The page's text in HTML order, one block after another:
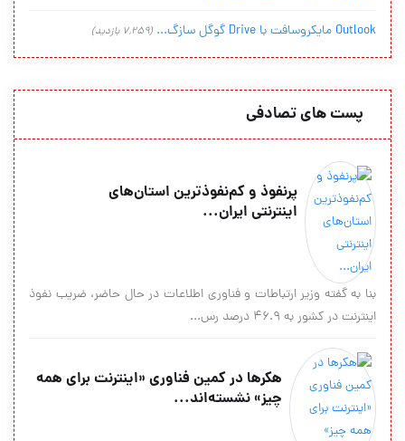
Outlook مایکروسافت با Drive گوگل سازگ... (7,259 بازدید)
پست های تصادفی
پرنفوذ‌ و كم‌نفوذ‌ترين استان‌های
اينترنتی ایران...
بنا به گفته وزير ارتباطات و فناوري اطلاعات در حال حاضر، ضريب نفوذ
اينترنت در كشور به ۴۶.۹ درصد رس...
هکر‌ها در کمین فناوری «اینترنت برای همه
چیز» نشسته‌‏اند...